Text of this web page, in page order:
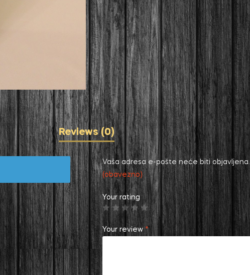
Reviews (0)
Vaša adresa e-pošte neće biti objavljena.
(obavezno)
Your rating
Your review *